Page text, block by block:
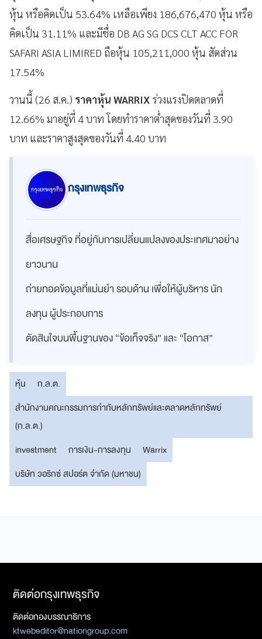
หุ้น หรือคิดเป็น 53.64% เหลือเพียง 186,676,470 หุ้น หรือ
คิดเป็น 31.11% และมีชื่อ DB AG SG DCS CLT ACC FOR
SAFARI ASIA LIMIRED ถือหุ้น 105,211,000 หุ้น สัดส่วน
17.54%
วานนี้ (26 ส.ค.) ราคาหุ้น WARRIX ร่วงแรงปิดตลาดที่
12.66% มาอยู่ที่ 4 บาท โดยทำราคาต่ำสุดของวันที่ 3.90
บาท และราคาสูงสุดของวันที่ 4.40 บาท
กรุงเทพธุรกิจ
สื่อเศรษฐกิจ ที่อยู่กับการเปลี่ยนแปลงของประเทศมาอย่าง
ยาวนาน
ถ่ายทอดข้อมูลที่แม่นยำ รอบด้าน เพื่อให้ผู้บริหาร นัก
ลงทุน ผู้ประกอบการ
ตัดสินใจบนพื้นฐานของ “ข้อเท็จจริง” และ “โอกาส”
หุ้น
ก.ล.ต.
สำนักงานคณะกรรมการกำกับหลักทรัพย์และตลาดหลักทรัพย์
(ก.ล.ต.)
investment
การเงิน-การลงทุน
Warrix
บริษัท วอริกซ์ สปอร์ต จำกัด (มหาชน)
ติดต่อกรุงเทพธุรกิจ
ติดต่อกองบรรณาธิการ
ktwebeditor@nationgroup.com